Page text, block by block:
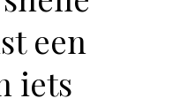
een
iets